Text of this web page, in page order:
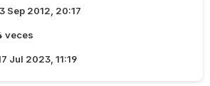
Sep 2012, 20:17
veces
Jul 2023, 11:19